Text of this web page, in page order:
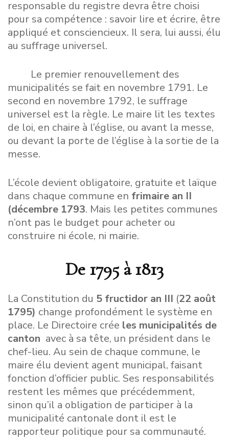
responsable du registre devra être choisi
pour sa compétence : savoir lire et écrire, être
appliqué et consciencieux. Il sera, lui aussi, élu
au suffrage universel.
Le premier renouvellement des
municipalités se fait en novembre 1791. Le
second en novembre 1792, le suffrage
universel est la règle. Le maire lit les textes
de loi, en chaire à l’église, ou avant la messe,
ou devant la porte de l’église à la sortie de la
messe.
L’école devient obligatoire, gratuite et laïque
dans chaque commune en frimaire an II
(décembre 1793. Mais les petites communes
n’ont pas le budget pour acheter ou
construire ni école, ni mairie.
De 1795 à 1813
La Constitution du 5 fructidor an III (22 août
1795) change profondément le système en
place. Le Directoire crée les municipalités de
canton avec à sa tête, un président dans le
chef-lieu. Au sein de chaque commune, le
maire élu devient agent municipal, faisant
fonction d’officier public. Ses responsabilités
restent les mêmes que précédemment,
sinon qu’il a obligation de participer à la
municipalité cantonale dont il est le
rapporteur politique pour sa communauté.